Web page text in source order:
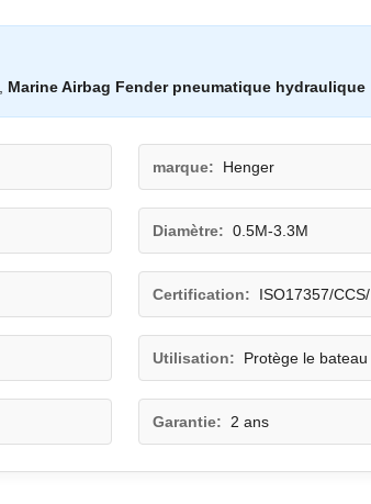
Marine Airbag Fender pneumatique hydraulique
marque: Henger
Diamètre: 0.5M-3.3M
Certification: ISO17357/
Utilisation: Protège le
Garantie: 2 ans